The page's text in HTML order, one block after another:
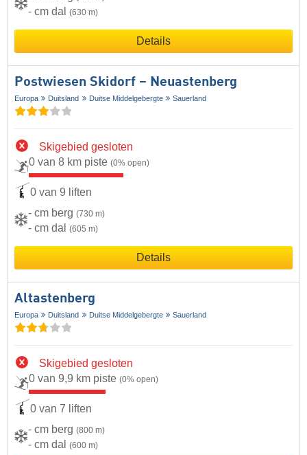
- cm dal (630 m)
Details
Postwiesen Skidorf – Neuastenberg
Europa Duitsland Duitse Middelgebergte Sauerland
Skigebied gesloten
0 van 8 km piste (0% open)
0 van 9 liften
- cm berg (730 m)
- cm dal (605 m)
Details
Altastenberg
Europa Duitsland Duitse Middelgebergte Sauerland
Skigebied gesloten
0 van 9,9 km piste (0% open)
0 van 7 liften
- cm berg (800 m)
- cm dal (600 m)